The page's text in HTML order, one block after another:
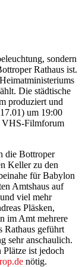
sondern
Rathaus ist.
Die städtische
produziert und
um 19:00
VHS-Filmforum
die Bottroper
Keller zu den
für Babylon
Amtshaus auf
viel mehr
Pläsken,
im Amt mehrere
Rathaus geführt
sehr anschaulich.
ist jedoch
nötig.